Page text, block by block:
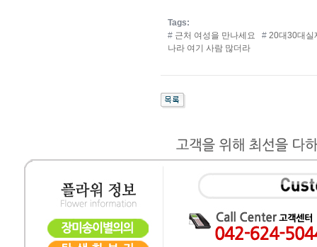
Tags:
#근처 여성을 만나세요 #20대30대실
나라 여기 사람 많더라